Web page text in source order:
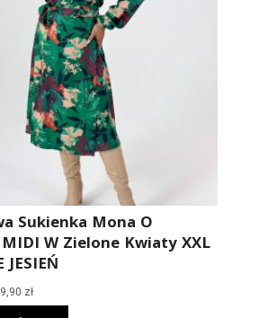
Sukienka Mona O
W Zielone Kwiaty XXL
JESIEŃ
złAktualna
cena